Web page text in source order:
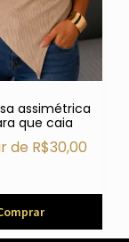
assimétrica
que caia
de R$30,00